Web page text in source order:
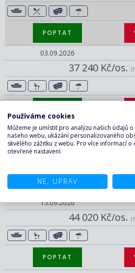
POPTAT
03.09.2026
37 240 Kč/os.
13.09.2026
39 180 Kč/os.
POPTAT
13.09.2026
44 020 Kč/os.
POPTAT
Používáme cookies
Můžeme je umístit pro analýzu našich údajů
našeho webu, ukázání personalizovaného
skvělého zážitku z webu. Pro více informací
otevřené nastavení.
NE, UPRAV